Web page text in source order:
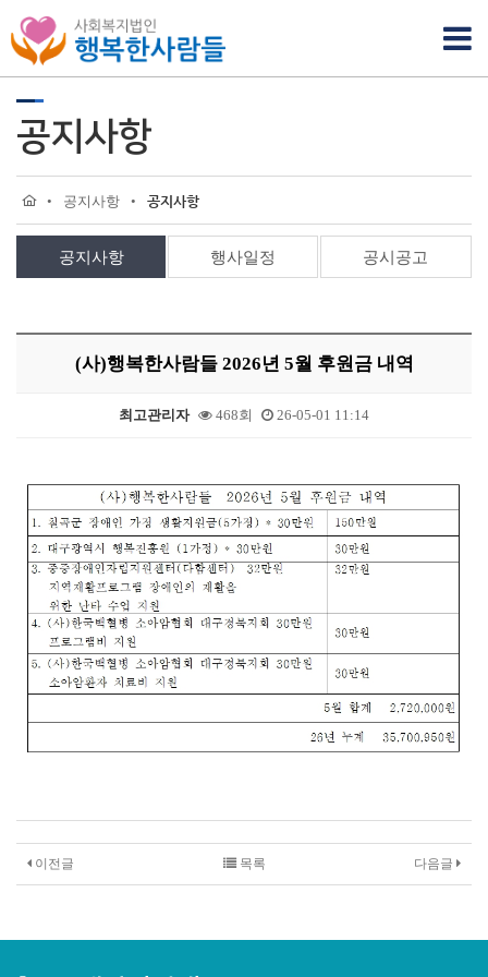
공지사항
• 공지사항 • 공지사항
공지사항 행사일정 공시공고
(사)행복한사람들 2026년 5월 후원금 내역
최고관리자 468회 26-05-01 11:14
이전글 다음글
목록